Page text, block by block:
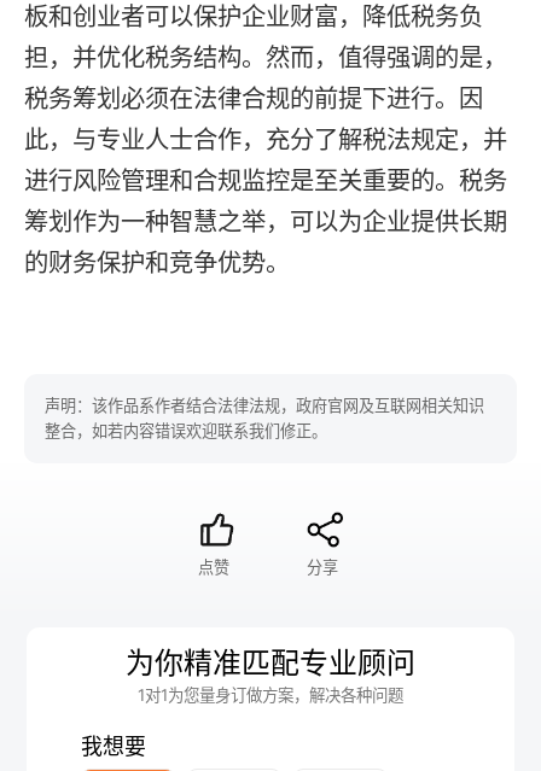
板和创业者可以保护企业财富，降低税务负
担，并优化税务结构。然而，值得强调的是，
税务筹划必须在法律合规的前提下进行。因
此，与专业人士合作，充分了解税法规定，并
进行风险管理和合规监控是至关重要的。税务
筹划作为一种智慧之举，可以为企业提供长期
的财务保护和竞争优势。
声明：该作品系作者结合法律法规，政府官网及互联网相关知识
整合，如若内容错误欢迎联系我们修正。
点赞 分享
为你精准匹配专业顾问
1对1为您量身订做方案，解决各种问题
我想要